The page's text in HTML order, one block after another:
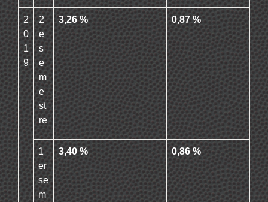
2
0
1
9
2
e
s
e
m
e
st
re
3,26 % 0,87 %
1
er
se
m
3,40 % 0,86 %